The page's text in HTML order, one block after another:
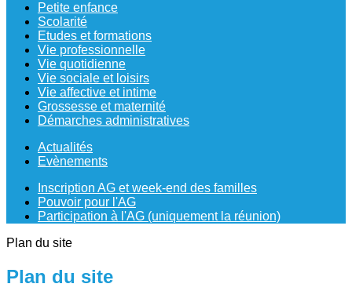
Petite enfance
Scolarité
Etudes et formations
Vie professionnelle
Vie quotidienne
Vie sociale et loisirs
Vie affective et intime
Grossesse et maternité
Démarches administratives
Actualités
Evènements
Inscription AG et week-end des familles
Pouvoir pour l'AG
Participation à l'AG (uniquement la réunion)
Plan du site
Plan du site